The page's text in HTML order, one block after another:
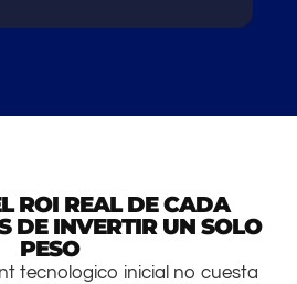
ROI REAL DE CADA
DE INVERTIR UN SOLO
PESO
tecnologico inicial no cuesta